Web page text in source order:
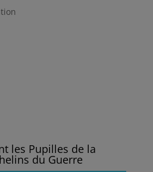
les Pupilles de la
du Guerre